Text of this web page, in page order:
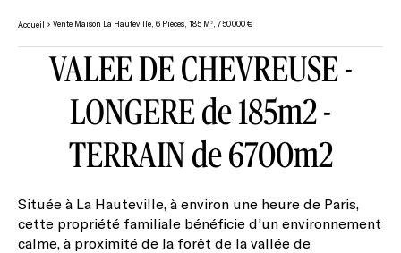
Accueil Vente Maison La Hauteville, 6 Pièces, 185 M², 750 000 €
VALEE DE CHEVREUSE -
LONGERE de 185m2 -
TERRAIN de 6700m2
Située à La Hauteville, à environ une heure de Paris,
cette propriété familiale bénéficie d'un environnement
calme, à proximité de la forêt de la vallée de